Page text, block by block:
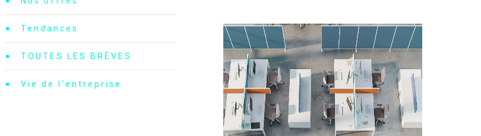
Tendances
TOUTES LES BRÈVES
Vie de l'entreprise